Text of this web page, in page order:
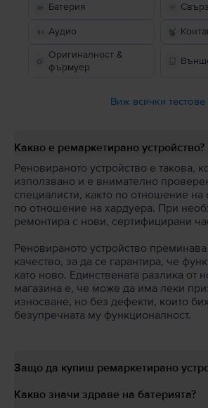
Батерия
Аудио
Оригиналност &
фърмуер
Виж всички тестове
Какво е ремаркетирано устройство?
Реновираното устройство е такова,
използвано и е внимателно
специалисти, както по отношение на
по отношение на хардуера. При
ремонтира с нови, сертифицирани
Реновираното устройство преминава
качество, за да се гарантира, че
като ново. Единствената разлика от
магазина е, че може да има леки
износване, но без дефекти, които
безупречната му функционалност.
Защо да купиш ремаркетирано
Какво значи здраве на батерията?